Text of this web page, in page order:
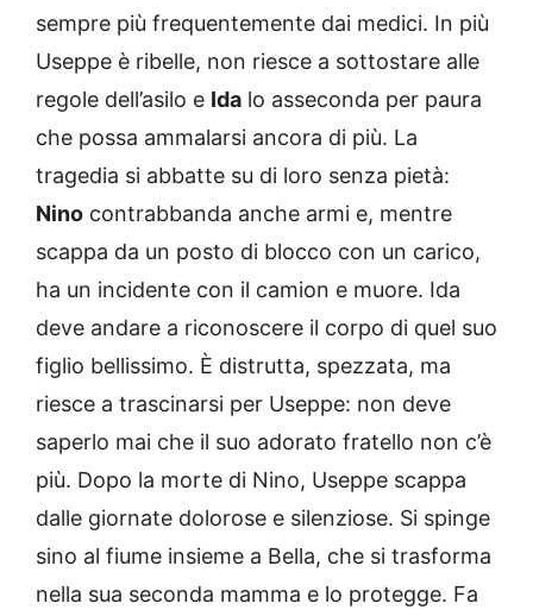
sempre più frequentemente dai medici. In più
Useppe è ribelle, non riesce a sottostare alle
regole dell’asilo e Ida lo asseconda per paura
che possa ammalarsi ancora di più. La
tragedia si abbatte su di loro senza pietà:
Nino contrabbanda anche armi e, mentre
scappa da un posto di blocco con un carico,
ha un incidente con il camion e muore. Ida
deve andare a riconoscere il corpo di quel suo
figlio bellissimo. È distrutta, spezzata, ma
riesce a trascinarsi per Useppe: non deve
saperlo mai che il suo adorato fratello non c’è
più. Dopo la morte di Nino, Useppe scappa
dalle giornate dolorose e silenziose. Si spinge
sino al fiume insieme a Bella, che si trasforma
nella sua seconda mamma e lo protegge. Fa